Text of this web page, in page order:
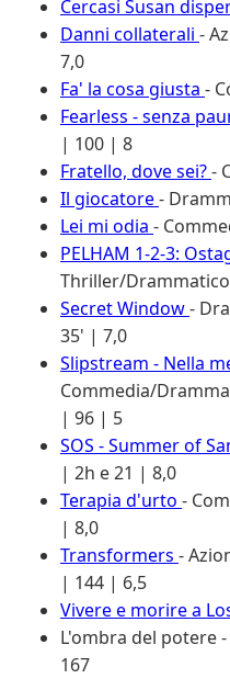
Cercasi Susan
Danni collaterali -
7,0
Fa' la cosa giusta -
Fearless - senza
| 100 | 8
Fratello, dove sei?-
Il giocatore-
Lei mi odia -
PELHAM 1-2-3:
Thriller/
Secret Window-
35' | 7,0
Slipstream - Nella
Commedia/
| 96 | 5
SOS - Summer of
| 2h e 21 | 8,0
Terapia d'urto -
| 8,0
Transformers -
| 144 | 6,5
Vivere e morire a
L'ombra del potere
167